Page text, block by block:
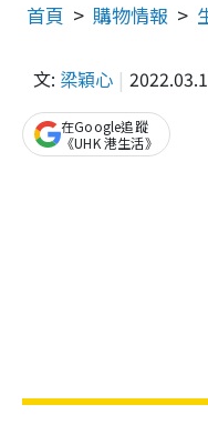
首頁 購物情報
文: 梁穎心
在Google追蹤
《UHK 港生活》